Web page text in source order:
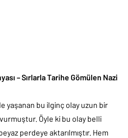
– Sırlarla Tarihe Gömülen Nazi
yaşanan bu ilginç olay uzun bir
Öyle ki bu olay belli
perdeye aktarılmıştır. Hem